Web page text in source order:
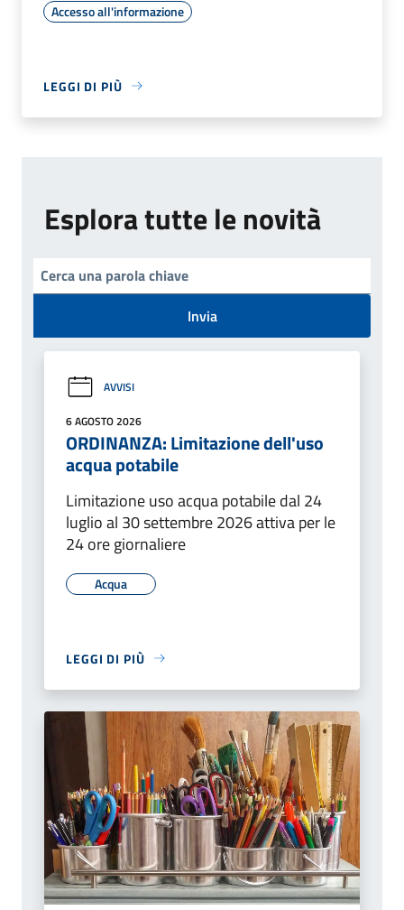
Accesso all'informazione
LEGGI DI PIÙ
Esplora tutte le novità
Invia
AVVISI
6 AGOSTO 2026
ORDINANZA: Limitazione dell'uso
acqua potabile
Limitazione uso acqua potabile dal 24
luglio al 30 settembre 2026 attiva per le
24 ore giornaliere
Acqua
LEGGI DI PIÙ